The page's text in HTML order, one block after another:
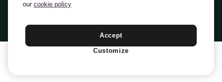
Indirizzo PEC: everli@pec.it - indirizzo DPO: dpo@everli.com
Italiano
our cookie policy
Accept
Customize